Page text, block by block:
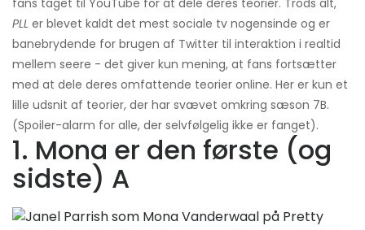
fans taget til YouTube for at dele deres teorier. Trods alt,
PLL er blevet kaldt det mest sociale tv nogensinde og er
banebrydende for brugen af ​​Twitter til interaktion i realtid
mellem seere - det giver kun mening, at fans fortsætter
med at dele deres omfattende teorier online. Her er kun et
lille udsnit af teorier, der har svævet omkring sæson 7B.
(Spoiler-alarm for alle, der selvfølgelig ikke er fanget).
1. Mona er den første (og
sidste) A